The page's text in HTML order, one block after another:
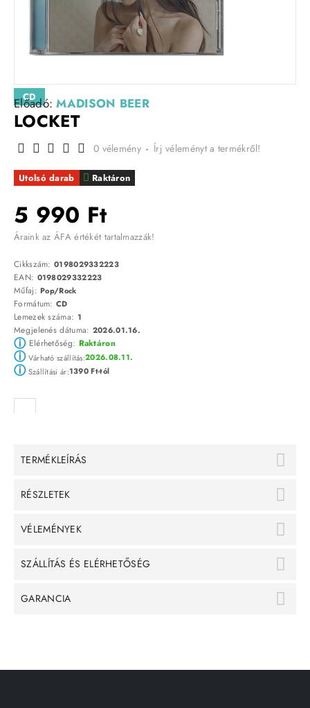
CD
Előadó:MADISON BEER
LOCKET
Raktáron
Utolsó darab
0 vélemény - Írj véleményt a termékről!
5 990 Ft
Áraink az ÁFA értékét tartalmazzák!
Cikkszám: 0198029332223
EAN: 0198029332223
Műfaj:Pop/Rock
Formátum: CD
Lemezek száma: 1
Megjelenés dátuma: 2026.01.16.
ⓘElérhetőség: Raktáron
ⓘVárható szállítás:2026.08.11.
ⓘSzállítási ár:1390 Ft-tól
TERMÉKLEÍRÁS
RÉSZLETEK
VÉLEMÉNYEK
SZÁLLÍTÁS ÉS ELÉRHETŐSÉG
GARANCIA